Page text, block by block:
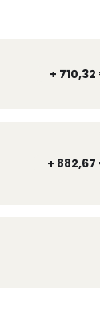
+
+